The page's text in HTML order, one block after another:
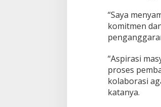
“Saya
komitmen
“Aspirasi
proses
kolaborasi
katanya.